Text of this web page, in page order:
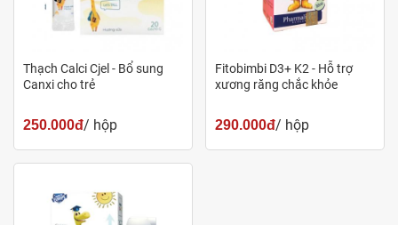
sáng.
giải khát khác.
Công dụng
-Bổ sung Vitamin C cho cơ thể.
-Hỗ trợ bảo vệ thành mạch máu.
Thạch Calci Cjel - Bổ sung
Canxi cho trẻ
250.000đ/ hộp
Fitobimbi D3+ K2 - Hỗ trợ
xương răng chắc khỏe
290.000đ/ hộp